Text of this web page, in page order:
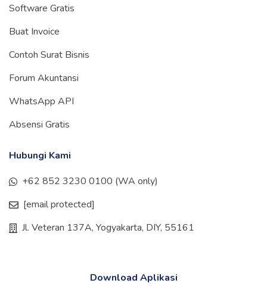
Software Gratis
Buat Invoice
Contoh Surat Bisnis
Forum Akuntansi
WhatsApp API
Absensi Gratis
Hubungi Kami
+62 852 3230 0100 (WA only)
[email protected]
Jl. Veteran 137A, Yogyakarta, DIY, 55161
Download Aplikasi